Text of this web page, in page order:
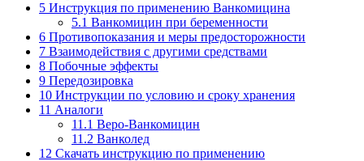
5 Инструкция по применению Ванкомицина
5.1 Ванкомицин при беременности
6 Противопоказания и меры предосторожности
7 Взаимодействия с другими средствами
8 Побочные эффекты
9 Передозировка
10 Инструкции по условию и сроку хранения
11 Аналоги
11.1 Веро-Ванкомицин
11.2 Ванколед
12 Скачать инструкцию по применению